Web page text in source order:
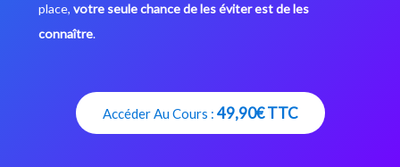
place, votre seule chance de les éviter est de les
connaître.
Accéder Au Cours : 49,90€ TTC